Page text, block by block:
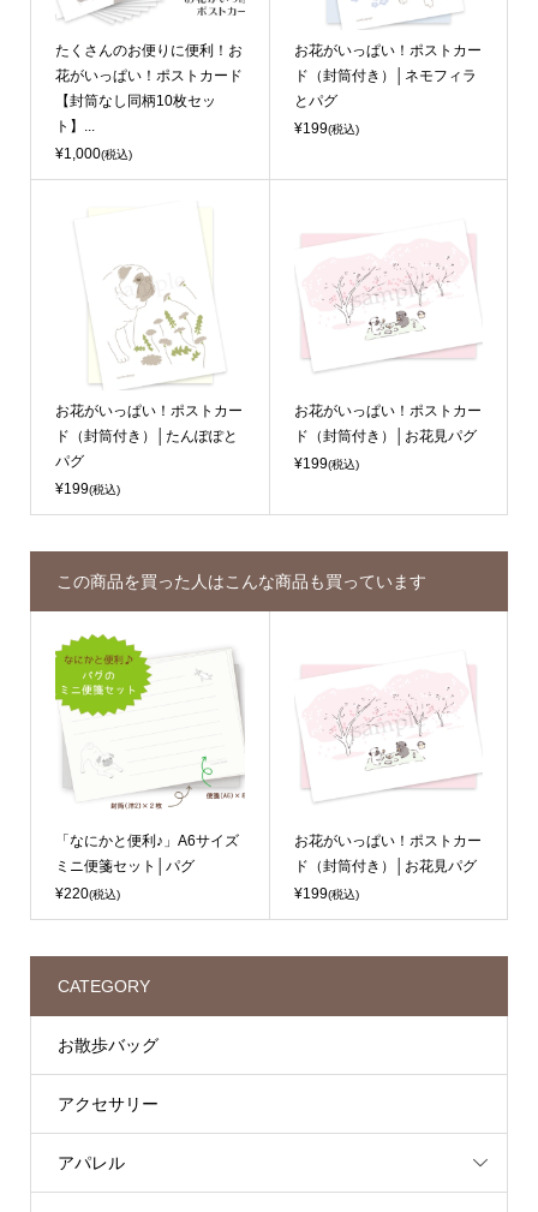
たくさんのお便りに便利！お
花がいっぱい！ポストカード
【封筒なし同柄10枚セッ
ト】...
¥1,000(税込)
お花がいっぱい！ポストカー
ド（封筒付き）│ネモフィラ
とパグ
¥199(税込)
お花がいっぱい！ポストカー
ド（封筒付き）│たんぽぽと
パグ
¥199(税込)
お花がいっぱい！ポストカー
ド（封筒付き）│お花見パグ
¥199(税込)
この商品を買った人はこんな商品も買っています
「なにかと便利♪」A6サイズ
ミニ便箋セット│パグ
¥220(税込)
お花がいっぱい！ポストカー
ド（封筒付き）│お花見パグ
¥199(税込)
CATEGORY
お散歩バッグ
アクセサリー
アパレル